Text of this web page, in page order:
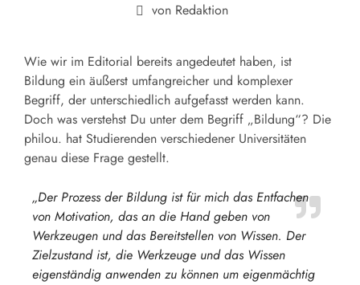
von Redaktion
Wie wir im Editorial bereits angedeutet haben, ist
Bildung ein äußerst umfangreicher und komplexer
Begriff, der unterschiedlich aufgefasst werden kann.
Doch was verstehst Du unter dem Begriff „Bildung“? Die
philou. hat Studierenden verschiedener Universitäten
genau diese Frage gestellt.
„Der Prozess der Bildung ist für mich das Entfachen
von Motivation, das an die Hand geben von
Werkzeugen und das Bereitstellen von Wissen. Der
Zielzustand ist, die Werkzeuge und das Wissen
eigenständig anwenden zu können um eigenmächtig